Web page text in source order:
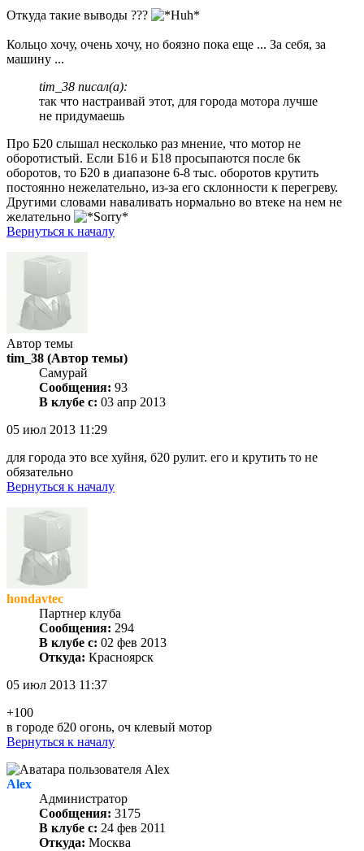
Откуда такие выводы ???
Кольцо хочу, очень хочу, но боязно пока еще ... За себя, за
машину ...
tim_38 писал(а):
так что настраивай этот, для города мотора лучше
не придумаешь
Про Б20 слышал несколько раз мнение, что мотор не
оборотистый. Если Б16 и Б18 просыпаются после 6к
оборотов, то Б20 в диапазоне 6-8 тыс. оборотов крутить
постоянно нежелательно, из-за его склонности к перегреву.
Другими словами наваливать нормально во втеке на нем не
желательно
Вернуться к началу
Автор темы
tim_38 (Автор темы)
Самурай
Сообщения: 93
В клубе с: 03 апр 2013
05 июл 2013 11:29
для города это все хуйня, б20 рулит. его и крутить то не
обязательно
Вернуться к началу
hondavtec
Партнер клуба
Сообщения: 294
В клубе с: 02 фев 2013
Откуда: Красноярск
05 июл 2013 11:37
+100
в городе б20 огонь, оч клевый мотор
Вернуться к началу
Alex
Администратор
Сообщения: 3175
В клубе с: 24 фев 2011
Откуда: Москва